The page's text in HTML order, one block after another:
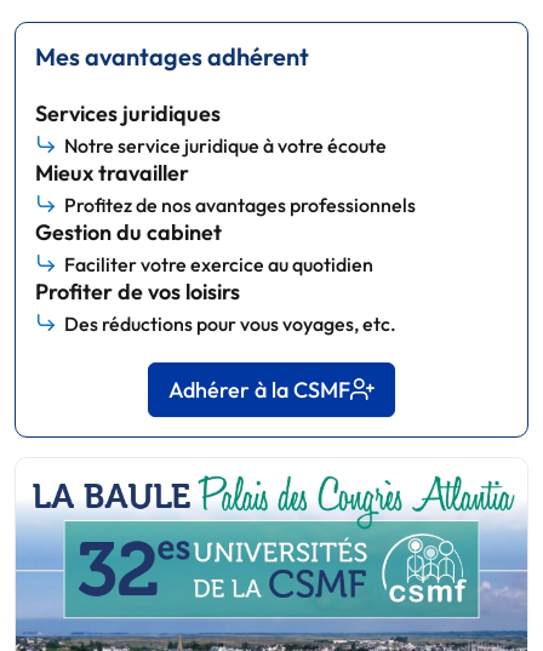
Mes avantages adhérent
Services juridiques
Notre service juridique à votre écoute
Mieux travailler
Profitez de nos avantages professionnels
Gestion du cabinet
Faciliter votre exercice au quotidien
Profiter de vos loisirs
Des réductions pour vous voyages, etc.
Adhérer à la CSMF